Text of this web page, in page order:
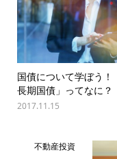
国債について学ぼう
長期国債」ってなに？
2017.11.15
不動産投資